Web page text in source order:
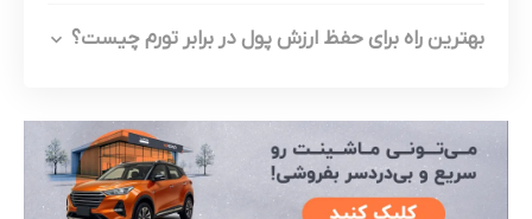
بهترین راه برای حفظ ارزش پول در برابر تورم چیست؟